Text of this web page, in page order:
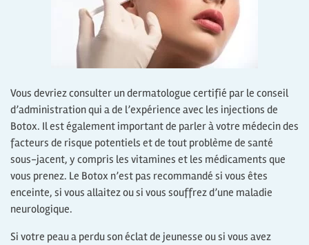
Vous devriez consulter un dermatologue certifié par le conseil
d’administration qui a de l’expérience avec les injections de
Botox. Il est également important de parler à votre médecin des
facteurs de risque potentiels et de tout problème de santé
sous-jacent, y compris les vitamines et les médicaments que
vous prenez. Le Botox n’est pas recommandé si vous êtes
enceinte, si vous allaitez ou si vous souffrez d’une maladie
neurologique.
Si votre peau a perdu son éclat de jeunesse ou si vous avez